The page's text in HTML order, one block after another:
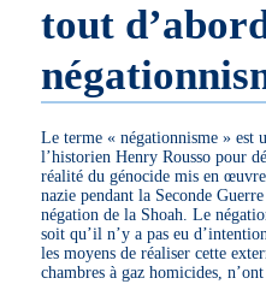
tout
Le terme « négationnisme » est
l’historien Henry Rousso pour
réalité du génocide mis en
nazie pendant la Seconde
négation de la Shoah. Le
soit qu’il n’y a pas eu
les moyens de réaliser cette
chambres à gaz homicides,